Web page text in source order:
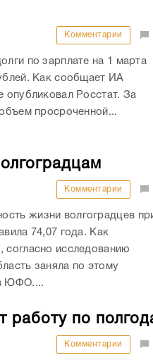
Комментарии
по зарплате на 1 марта
Как сообщает ИА
опубликовал Росстат. За
просроченной...
Комментарии
жизни волгоградцев
74,07 года. Как
исследованию
заняла по этому
ЮФО....
работу по
Комментарии